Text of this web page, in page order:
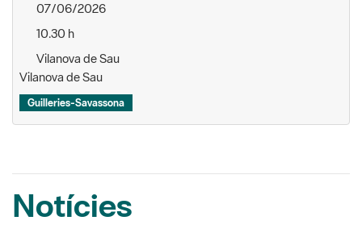
07/06/2026
10.30 h
Vilanova de Sau
Vilanova de Sau
Guilleries-Savassona
Notícies